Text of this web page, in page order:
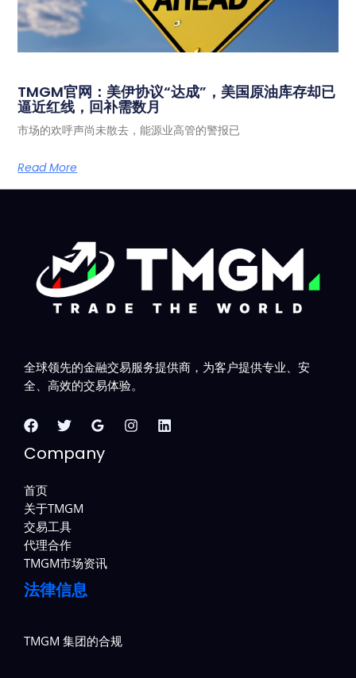
TMGM官网：美伊协议“达成”，美国原油库存却已
逼近红线，回补需数月
市场的欢呼声尚未散去，能源业高管的警报已
Read More
全球领先的金融交易服务提供商，为客户提供专业、安
全、高效的交易体验。
Company
首页
关于TMGM
交易工具
代理合作
TMGM市场资讯
法律信息
TMGM 集团的合规